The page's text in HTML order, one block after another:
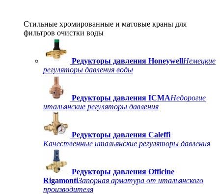
Стильные хромированные и матовые краны для
фильтров очистки воды
Редукторы давления HoneywellНемецкие
регуляторы давления воды
Редукторы давления ICMAНедорогие
итальянские регуляторы давления
Редукторы давления Caleffi
Качественные итальянские регуляторы давления
Редукторы давления Officine
RigamontiЗапорная арматура от итальянского
производителя